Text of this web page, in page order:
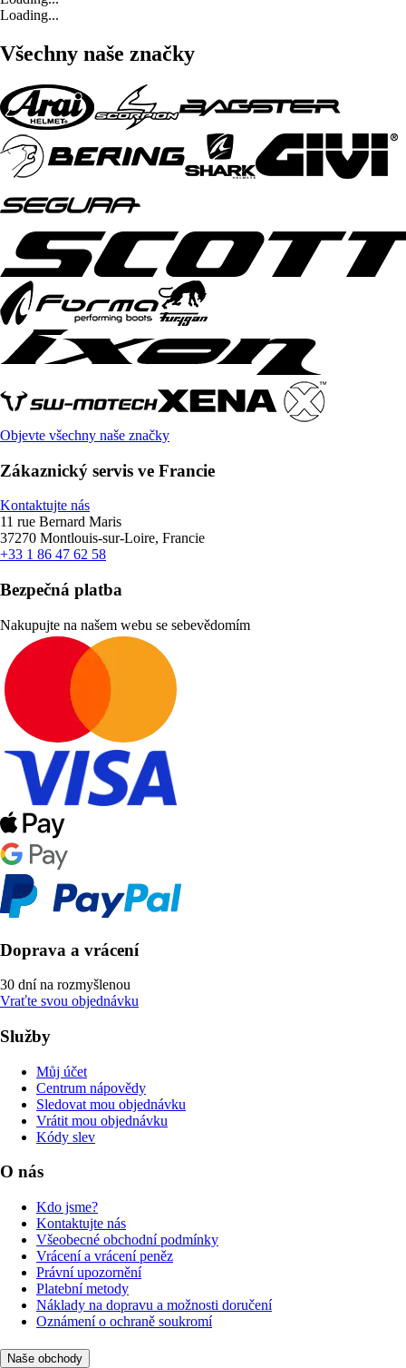
Loading...
Všechny naše značky
Objevte všechny naše značky
Zákaznický servis ve Francie
Kontaktujte nás
11 rue Bernard Maris
37270 Montlouis-sur-Loire, Francie
+33 1 86 47 62 58
Bezpečná platba
Nakupujte na našem webu se sebevědomím
Doprava a vrácení
30 dní na rozmyšlenou
Vraťte svou objednávku
Služby
Můj účet
Centrum nápovědy
Sledovat mou objednávku
Vrátit mou objednávku
Kódy slev
O nás
Kdo jsme?
Kontaktujte nás
Všeobecné obchodní podmínky
Vrácení a vrácení peněz
Právní upozornění
Platební metody
Náklady na dopravu a možnosti doručení
Oznámení o ochraně soukromí
Naše obchody